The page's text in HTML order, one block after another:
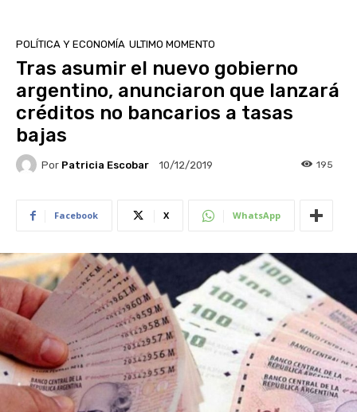
POLÍTICA Y ECONOMÍA ULTIMO MOMENTO
Tras asumir el nuevo gobierno
argentino, anunciaron que lanzará
créditos no bancarios a tasas
bajas
Por Patricia Escobar 10/12/2019 195
Facebook X WhatsApp